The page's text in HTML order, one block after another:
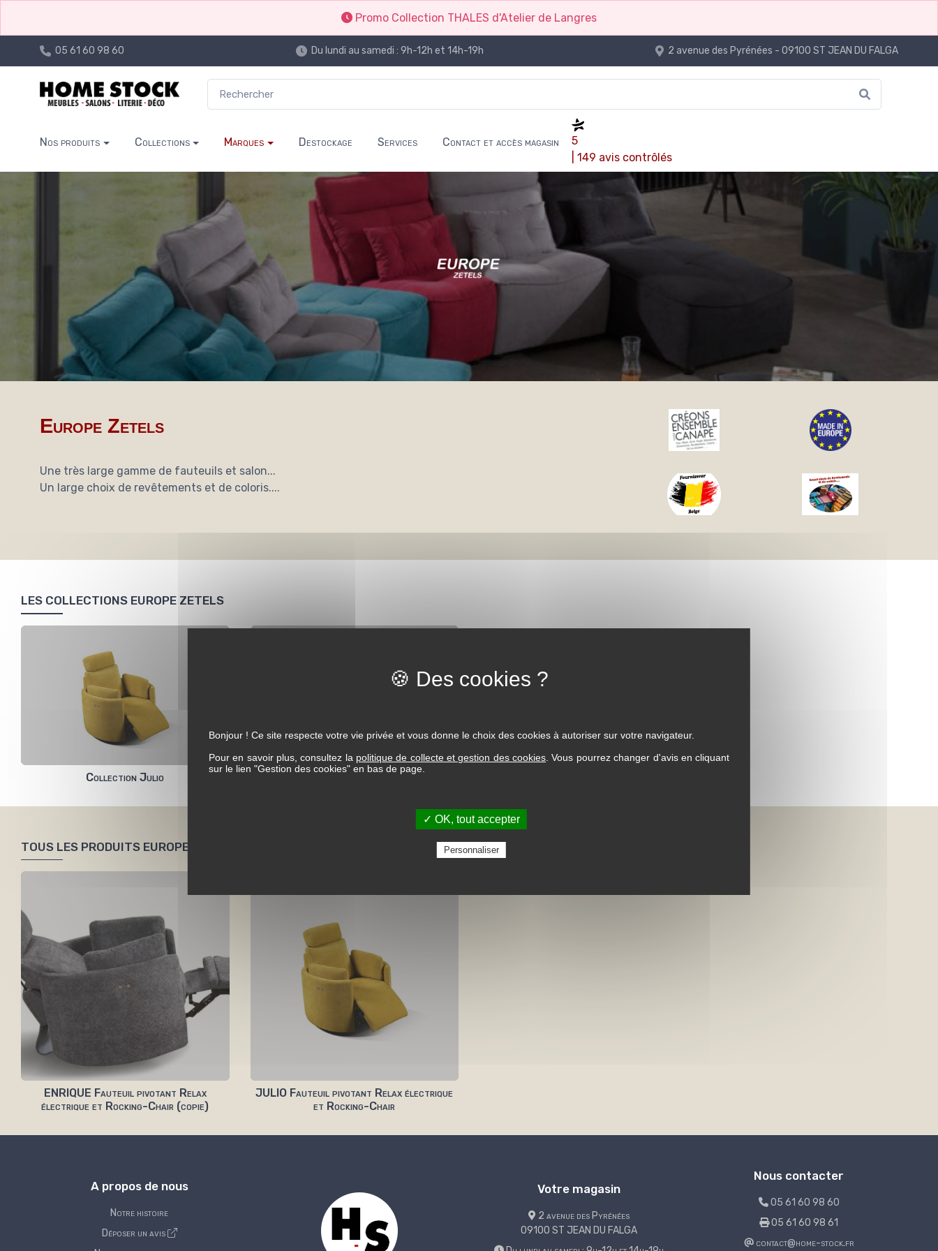
Promo Collection THALES d'Atelier de Langres
05 61 60 98 60 Du lundi au samedi : 9h-12h et 14h-19h 2 avenue des Pyrénées - 09100 ST JEAN DU FALGA
Nos produits Collections Marques Destockage Services Contact et accès magasin
5
| 149 avis contrôlés
Europe Zetels
Une très large gamme de fauteuils et salon...
Un large choix de revêtements et de coloris....
LES COLLECTIONS EUROPE ZETELS
Collection Julio
TOUS LES PRODUITS EUROPE ZETELS
ENRIQUE Fauteuil pivotant Relax
électrique et Rocking-Chair (copie)
JULIO Fauteuil pivotant Relax électrique
et Rocking-Chair
A propos de nous
Notre histoire
Déposer un avis
Votre magasin
2 avenue des Pyrénées
09100 ST JEAN DU FALGA
Nous contacter
05 61 60 98 60
05 61 60 98 61
contact@home-stock.fr
Bonjour ! Ce site respecte votre vie privée et vous donne le choix des cookies à autoriser sur votre navigateur.
Pour en savoir plus, consultez la politique de collecte et gestion des cookies . Vous pourrez changer d'avis en cliquant
sur le lien "Gestion des cookies" en bas de page.
✓ OK, tout accepter
Personnaliser